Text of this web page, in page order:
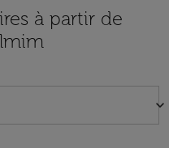
à partir de
keyboard_arrow_down